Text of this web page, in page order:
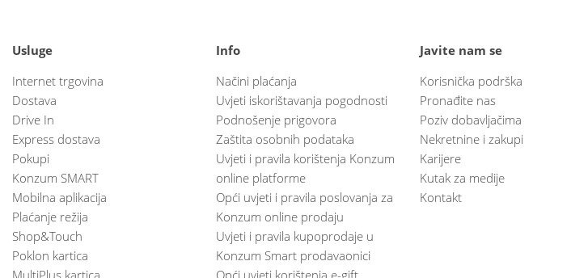
Usluge
Internet trgovina
Dostava
Drive In
Express dostava
Pokupi
Konzum SMART
Mobilna aplikacija
Plaćanje režija
Shop&Touch
Poklon kartica
MultiPlus kartica
Info
Načini plaćanja
Uvjeti iskorištavanja pogodnosti
Podnošenje prigovora
Zaštita osobnih podataka
Uvjeti i pravila korištenja Konzum
online platforme
Opći uvjeti i pravila poslovanja za
Konzum online prodaju
Uvjeti i pravila kupoprodaje u
Konzum Smart prodavaonici
Opći uvjeti korištenja e-gift
Javite nam se
Korisnička podrška
Pronađite nas
Poziv dobavljačima
Nekretnine i zakupi
Karijere
Kutak za medije
Kontakt